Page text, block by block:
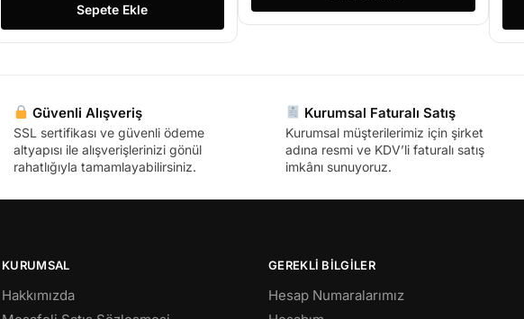
Sepete Ekle
Güvenli Alışveriş
SSL sertifikası ve güvenli ödeme
altyapısı ile alışverişlerinizi gönül
rahatlığıyla tamamlayabilirsiniz.
Kurumsal Faturalı Satış
Kurumsal müşterilerimiz için şirket
adına resmi ve KDV’li faturalı satış
imkânı sunuyoruz.
KURUMSAL
Hakkımızda
GEREKLİ BİLGİLER
Hesap Numaralarımız